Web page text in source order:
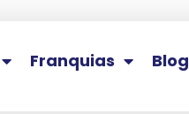
Franquias Blog